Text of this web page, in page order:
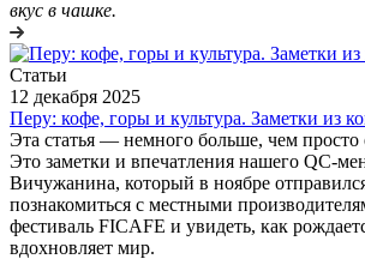
вкус в чашке.
Статьи
12 декабря 2025
Перу: кофе, горы и культура. Заметки из
Эта статья — немного больше, чем просто
Это заметки и впечатления нашего QC-
Вичужанина, который в ноябре
познакомиться с местными
фестиваль FICAFE и увидеть, как
вдохновляет мир.